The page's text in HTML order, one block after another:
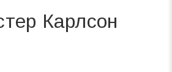
Карлсон